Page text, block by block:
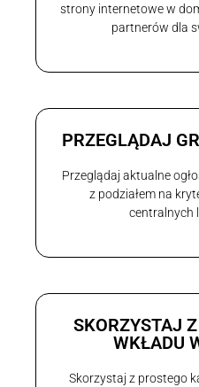
strony internetowe w
partnerów dla
PRZEGLĄDAJ
Przeglądaj aktualne
z podziałem na
centralnych
SKORZYSTAJ
WKŁADU
Skorzystaj z prostego